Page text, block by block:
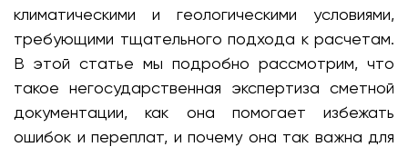
климатическими и геологическими условиями,
требующими тщательного подхода к расчетам.
В этой статье мы подробно рассмотрим, что
такое негосударственная экспертиза сметной
документации, как она помогает избежать
ошибок и переплат, и почему она так важна для